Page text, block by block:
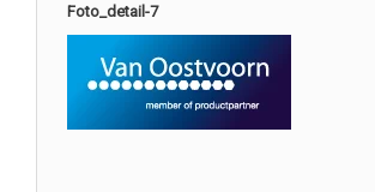
Foto_detail-7